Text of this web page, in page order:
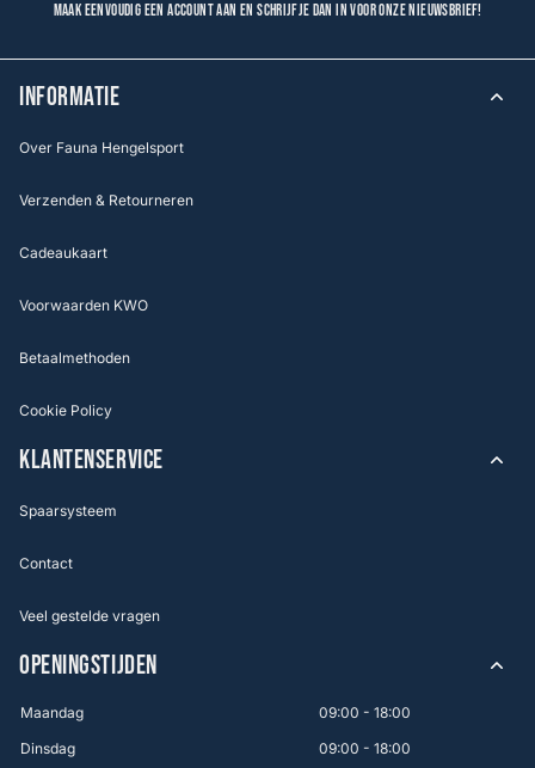
Maak eenvoudig een account aan en schrijf je dan in voor onze nieuwsbrief!
INFORMATIE
Over Fauna Hengelsport
Verzenden & Retourneren
Cadeaukaart
Voorwaarden KWO
Betaalmethoden
Cookie Policy
KLANTENSERVICE
Spaarsysteem
Contact
Veel gestelde vragen
OPENINGSTIJDEN
Maandag
09:00 - 18:00
Dinsdag
09:00 - 18:00